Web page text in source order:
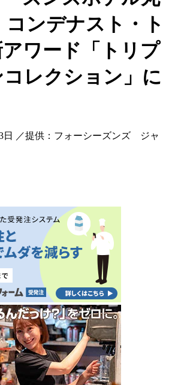
コンデナスト・ト
ワード「トリプ
レクション」に
日 ／提供：フォーシーズンズ ジャ